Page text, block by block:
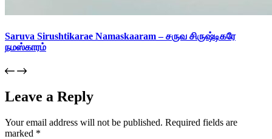
Saruva Sirushtikarae Namaskaaram – சருவ சிருஷ்டிகரே
நமஸ்காரம்
Leave a Reply
Your email address will not be published. Required fields are
marked *